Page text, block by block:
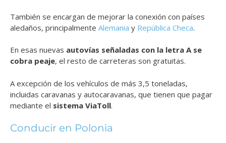
También se encargan de mejorar la conexión con países
aledaños, principalmente Alemania y República Checa.
En esas nuevas autovías señaladas con la letra A se
cobra peaje, el resto de carreteras son gratuitas.
A excepción de los vehículos de más 3,5 toneladas,
incluidas caravanas y autocaravanas, que tienen que pagar
mediante el sistema ViaToll.
Conducir en Polonia